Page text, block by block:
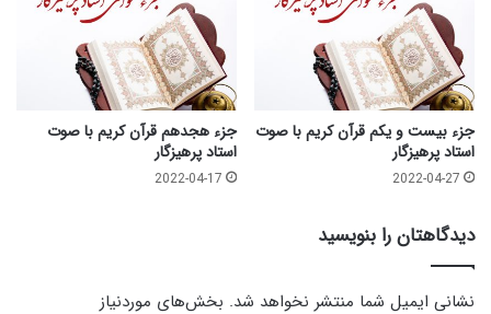
جزء بیست و یکم قرآن کریم با صوت
استاد پرهیزگار
2022-04-27
جزء هجدهم قرآن کریم با صوت
استاد پرهیزگار
2022-04-17
دیدگاهتان را بنویسید
نشانی ایمیل شما منتشر نخواهد شد. بخش‌های موردنیاز